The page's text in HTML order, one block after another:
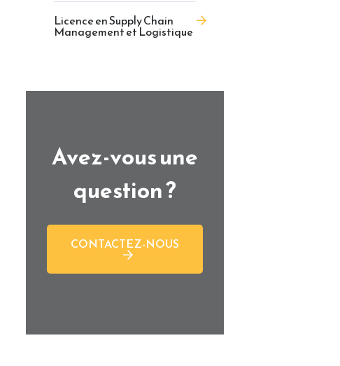
Licence en Supply Chain
Management et Logistique
Avez-vous une
question ?
CONTACTEZ-NOUS